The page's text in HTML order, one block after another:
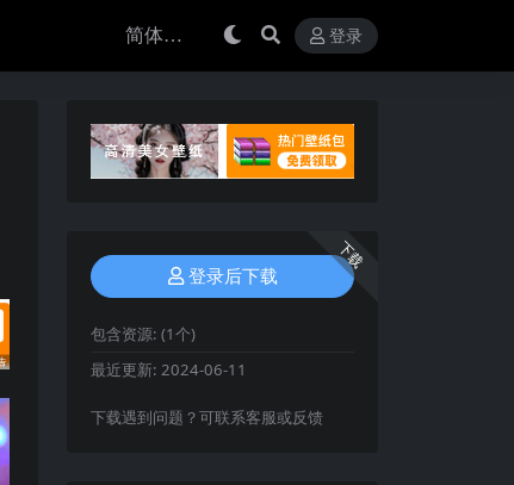
登录
下载
登录后下载
包含资源: (1个)
最近更新: 2024-06-11
下载遇到问题？可联系客服或反馈